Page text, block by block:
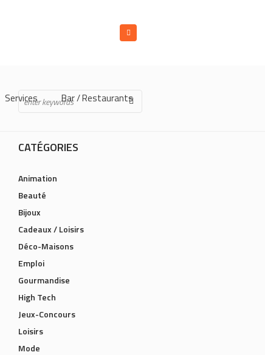
Services Bar / Restaurants
CATÉGORIES
Animation
Beauté
Bijoux
Cadeaux / Loisirs
Déco-Maisons
Emploi
Gourmandise
High Tech
Jeux-Concours
Loisirs
Mode